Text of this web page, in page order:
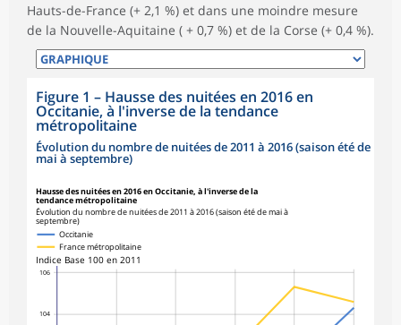
Hauts-de-France (+ 2,1 %) et dans une moindre mesure
de la Nouvelle-Aquitaine ( + 0,7 %) et de la Corse (+ 0,4 %).
Figure 1 – Hausse des nuitées en 2016 en
Occitanie, à l'inverse de la tendance
métropolitaine
Évolution du nombre de nuitées de 2011 à 2016 (saison été de
mai à septembre)
Hausse des nuitées en 2016 en Occitanie, à l'inverse de la
tendance métropolitaine
Évolution du nombre de nuitées de 2011 à 2016 (saison été de mai à
septembre)
104
106
Indice Base 100 en 2011
Occitanie
France métropolitaine